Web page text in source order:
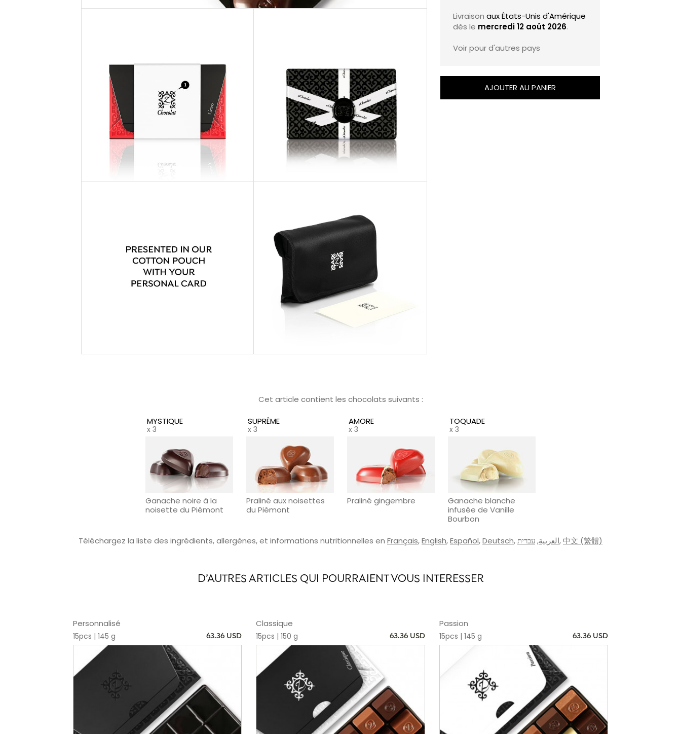
Livraison aux États-Unis d'Amérique
dès le mercredi 12 août 2026.
Voir pour d'autres pays
AJOUTER AU PANIER
Cet article contient les chocolats suivants :
MYSTIQUE
x 3
Ganache noire à la
noisette du Piémont
SUPRÊME
x 3
Praliné aux noisettes
du Piémont
AMORE
x 3
Praliné gingembre
TOQUADE
x 3
Ganache blanche
infusée de Vanille
Bourbon
Téléchargez la liste des ingrédients, allergènes, et informations nutritionnelles en Français,English,Español,Deutsch, العربية,עברית ,中文 (繁體)
D’AUTRES ARTICLES QUI POURRAIENT VOUS INTERESSER
Personnalisé
15pcs | 145 g 63.36 USD
Classique
15pcs | 150 g 63.36 USD
Passion
15pcs | 145 g 63.36 USD